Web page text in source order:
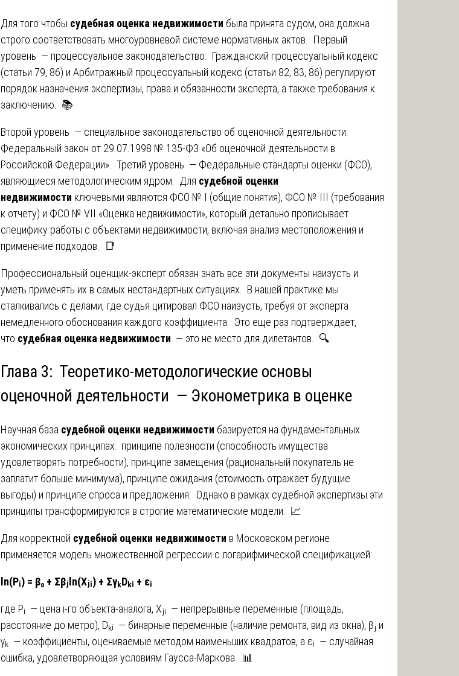
Для того чтобы судебная оценка недвижимости была принята судом, она должна
строго соответствовать многоуровневой системе нормативных актов. Первый
уровень — процессуальное законодательство: Гражданский процессуальный кодекс
(статьи 79, 86) и Арбитражный процессуальный кодекс (статьи 82, 83, 86) регулируют
порядок назначения экспертизы, права и обязанности эксперта, а также требования к
заключению. 📚
Второй уровень — специальное законодательство об оценочной деятельности:
Федеральный закон от 29.07.1998 № 135-ФЗ «Об оценочной деятельности в
Российской Федерации». Третий уровень — Федеральные стандарты оценки (ФСО),
являющиеся методологическим ядром. Для судебной оценки
недвижимости ключевыми являются ФСО № I (общие понятия), ФСО № III (требования
к отчету) и ФСО № VII «Оценка недвижимости», который детально прописывает
специфику работы с объектами недвижимости, включая анализ местоположения и
применение подходов. 📑
Профессиональный оценщик-эксперт обязан знать все эти документы наизусть и
уметь применять их в самых нестандартных ситуациях. В нашей практике мы
сталкивались с делами, где судья цитировал ФСО наизусть, требуя от эксперта
немедленного обоснования каждого коэффициента. Это еще раз подтверждает,
что судебная оценка недвижимости — это не место для дилетантов. 🔍
Глава 3: Теоретико-методологические основы
оценочной деятельности — Эконометрика в оценке
Научная база судебной оценки недвижимости базируется на фундаментальных
экономических принципах: принципе полезности (способность имущества
удовлетворять потребности), принципе замещения (рациональный покупатель не
заплатит больше минимума), принципе ожидания (стоимость отражает будущие
выгоды) и принципе спроса и предложения. Однако в рамках судебной экспертизы эти
принципы трансформируются в строгие математические модели. 📈
Для корректной судебной оценки недвижимости в Московском регионе
применяется модель множественной регрессии с логарифмической спецификацией:
ln(Pᵢ) = β₀ + Σβⱼln(Xⱼᵢ) + ΣγₖDₖᵢ + εᵢ
где Pᵢ — цена i-го объекта-аналога, Xⱼᵢ — непрерывные переменные (площадь,
расстояние до метро), Dₖᵢ — бинарные переменные (наличие ремонта, вид из окна), βⱼ и
γₖ — коэффициенты, оцениваемые методом наименьших квадратов, а εᵢ — случайная
ошибка, удовлетворяющая условиям Гаусса-Маркова. 📊